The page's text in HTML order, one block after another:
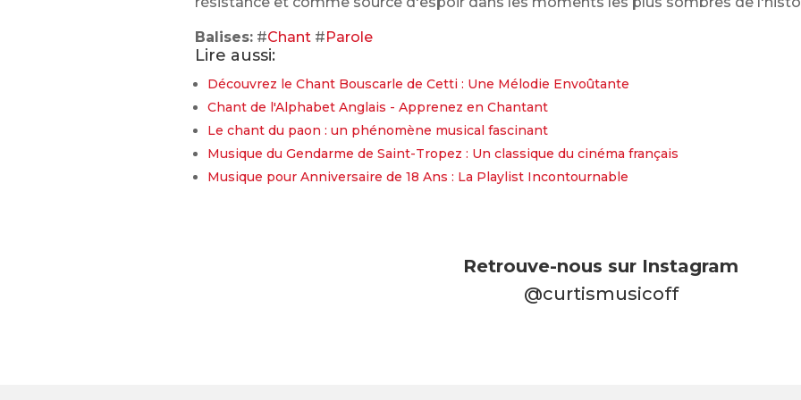
Balises: #Chant #Parole
Lire aussi:
Découvrez le Chant Bouscarle de Cetti : Une Mélodie Envoûtante
Chant de l'Alphabet Anglais - Apprenez en Chantant
Le chant du paon : un phénomène musical fascinant
Musique du Gendarme de Saint-Tropez : Un classique du cinéma français
Musique pour Anniversaire de 18 Ans : La Playlist Incontournable
Retrouve-nous sur Instagram
@curtismusicoff